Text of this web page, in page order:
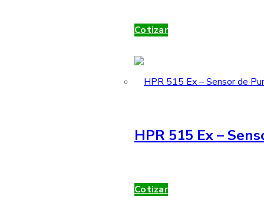
Cotizar
HPR 515 Ex –
Cotizar